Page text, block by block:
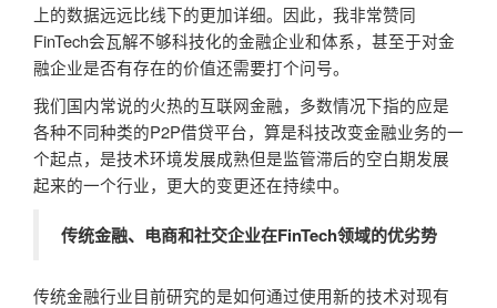
上的数据远远比线下的更加详细。因此，我非常赞同
FinTech会瓦解不够科技化的金融企业和体系，甚至于对金
融企业是否有存在的价值还需要打个问号。
我们国内常说的火热的互联网金融，多数情况下指的应是
各种不同种类的P2P借贷平台，算是科技改变金融业务的一
个起点，是技术环境发展成熟但是监管滞后的空白期发展
起来的一个行业，更大的变更还在持续中。
传统金融、电商和社交企业在FinTech领域的优劣势
传统金融行业目前研究的是如何通过使用新的技术对现有